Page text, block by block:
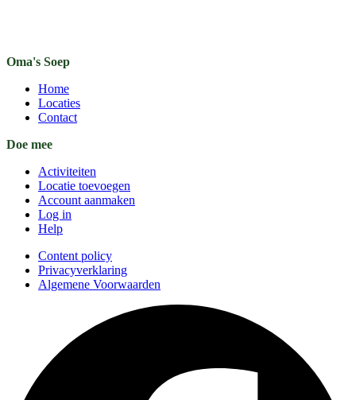
Oma's Soep
Home
Locaties
Contact
Doe mee
Activiteiten
Locatie toevoegen
Account aanmaken
Log in
Help
Content policy
Privacyverklaring
Algemene Voorwaarden